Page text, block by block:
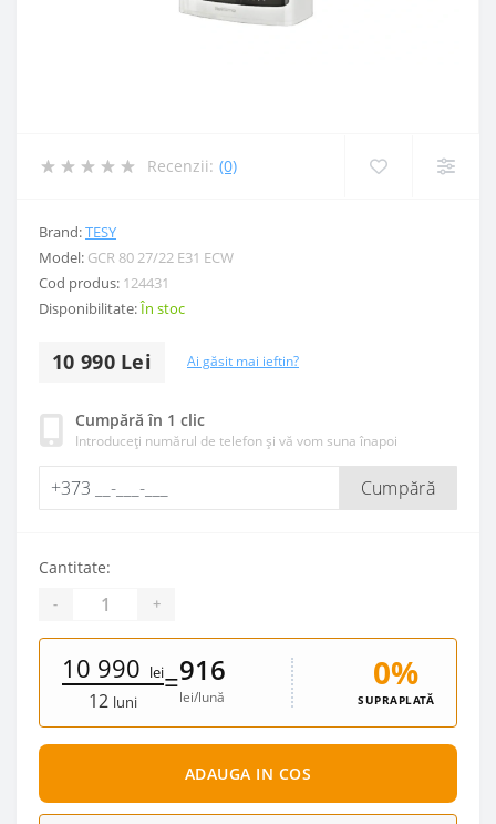
Recenzii: (0)
Brand:TESY
Model: GCR 80 27/22 E31 ECW
Cod produs: 124431
Disponibilitate:În stoc
10 990 Lei Ai găsit mai ieftin?
Cumpără în 1 clic
Introduceți numărul de telefon și vă vom suna înapoi
Cumpără
Cantitate:
- +
10 990 lei
12 luni
=916
lei/lună
0%
SUPRAPLATĂ
ADAUGA IN COS